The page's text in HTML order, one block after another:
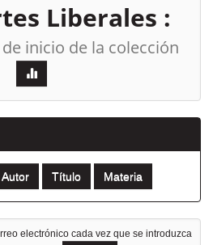
Liberales :
de inicio de la colección
electrónico cada vez que se introduzca